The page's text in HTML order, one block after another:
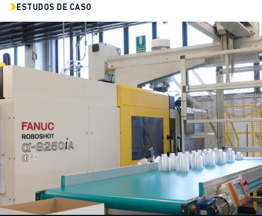
ESTUDOS DE CASO